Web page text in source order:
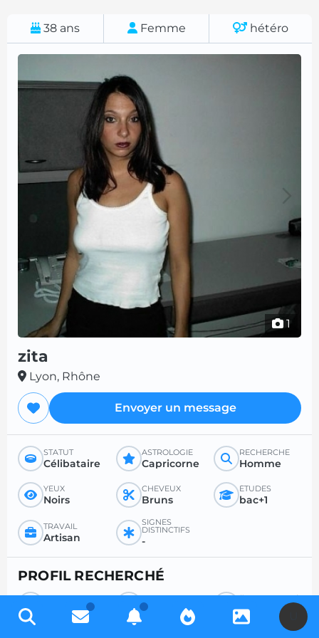
38 ans Femme hétéro
1
zita
Lyon, Rhône
Envoyer un message
STATUT
Célibataire
ASTROLOGIE
Capricorne
RECHERCHE
Homme
YEUX
Noirs
CHEVEUX
Bruns
ÉTUDES
bac+1
TRAVAIL
Artisan
SIGNES
DISTINCTIFS
-
PROFIL RECHERCHÉ
RECHERCHE
Homme
POUR
Amour
ÂGE SOUHAITÉ
-